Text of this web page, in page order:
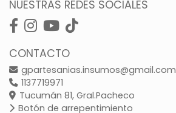
NUESTRAS REDES SOCIALES
CONTACTO
gpartesanias.insumos@gmail.com
1137719971
Tucumán 81, Gral.Pacheco
Botón de arrepentimiento